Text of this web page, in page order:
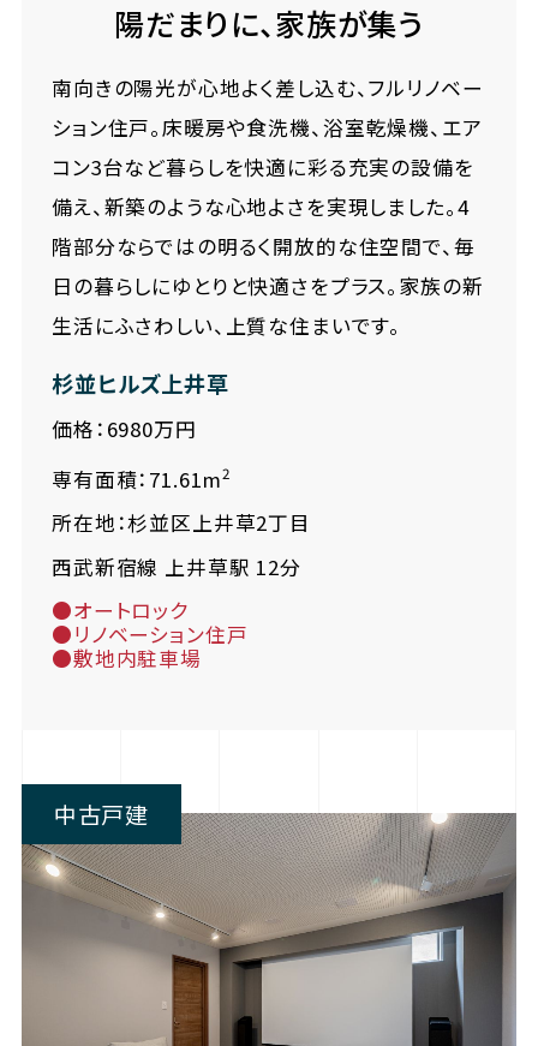
陽だまりに、家族が集う
南向きの陽光が心地よく差し込む、フルリノベー
ション住戸。床暖房や食洗機、浴室乾燥機、エア
コン3台など暮らしを快適に彩る充実の設備を
備え、新築のような心地よさを実現しました。4
階部分ならではの明るく開放的な住空間で、毎
日の暮らしにゆとりと快適さをプラス。家族の新
生活にふさわしい、上質な住まいです。
杉並ヒルズ上井草
価格：6980万円
専有面積：71.61m2
所在地：杉並区上井草2丁目
西武新宿線 上井草駅 12分
●オートロック
●リノベーション住戸
●敷地内駐車場
中古戸建